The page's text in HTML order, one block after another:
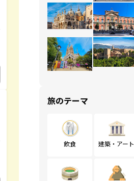
旅のテーマ
飲食 建築・アート